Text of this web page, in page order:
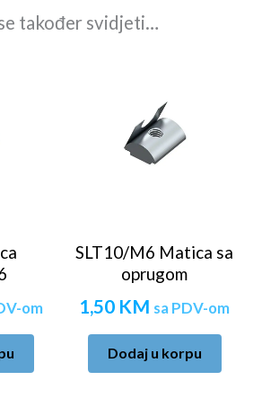
također svidjeti…
om
SLT10/M6 Matica sa
oprugom
1,50 KM sa PDV-om
Dodaj u korpu